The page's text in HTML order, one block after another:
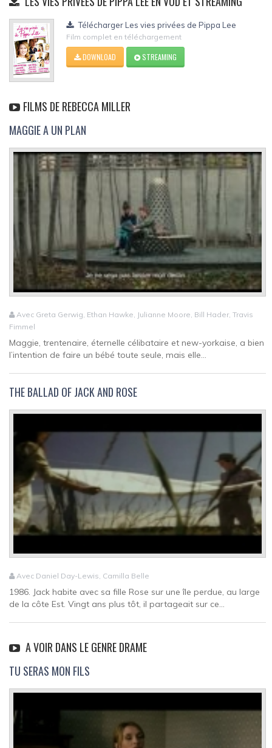
Télécharger Les vies privées de Pippa Lee
Film complet en téléchargement
DOWNLOAD STREAMING
FILMS DE REBECCA MILLER
MAGGIE A UN PLAN
Avec Greta Gerwig, Ethan Hawke, Julianne Moore, Bill Hader, Travis
Fimmel
Maggie, trentenaire, éternelle célibataire et new-yorkaise, a bien
l’intention de faire un bébé toute seule, mais elle...
THE BALLAD OF JACK AND ROSE
Avec Daniel Day-Lewis, Camilla Belle
1986. Jack habite avec sa fille Rose sur une île perdue, au large
de la côte Est. Vingt ans plus tôt, il partageait sur ce...
A VOIR DANS LE GENRE DRAME
TU SERAS MON FILS